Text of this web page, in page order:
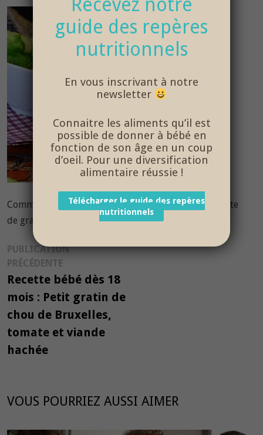
Comme des Papas vous propose une délicieuse recette
de gratin d’été facile à réaliser – âge 18 mois et plus
Navigation
de
l’article
PUBLICATION
PRÉCÉDENTE
précédente :
Recette bébé dès 18
mois : Petit gratin de
chou de Bruxelles,
tomate et viande
hachée
VOUS POURRIEZ AUSSI AIMER
guide des repères
nutritionnels
En vous inscrivant à notre
newsletter
Connaitre les aliments qu’il est
possible de donner à bébé en
fonction de son âge en un coup
d’oeil. Pour une diversification
alimentaire réussie !
Télécharger le guide des repères
nutritionnels